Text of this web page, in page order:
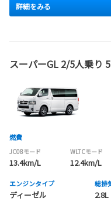
詳細をみる
スーパーGL 2/5人乗り
燃費
JC08モード
13.4km/L
WLTCモード
12.4km/L
エンジンタイプ
ディーゼル
総排
2.8L